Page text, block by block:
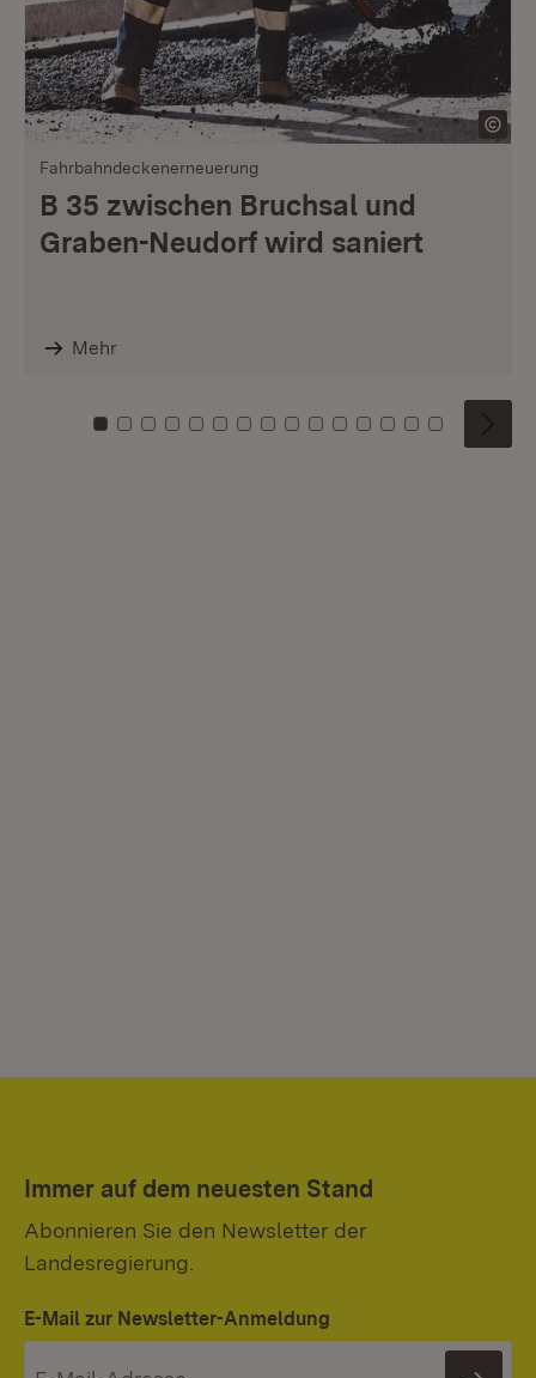
Fahrbahndeckenerneuerung
B 35 zwischen Bruchsal und
Graben-Neudorf wird saniert
Mehr
Zu Kachel: 0
Zu Kachel: 1
Zu Kachel: 2
Zu Kachel: 3
Zu Kachel: 4
Zu Kachel: 5
Zu Kachel: 6
Zu Kachel: 7
Zu Kachel: 8
Zu Kachel: 9
Zu Kachel: 10
Zu Kachel: 11
Zu Kachel: 12
Zu Kachel:
Zu
Immer auf dem neuesten Stand
Abonnieren Sie den Newsletter der
Landesregierung.
E-Mail zur Newsletter-Anmeldung